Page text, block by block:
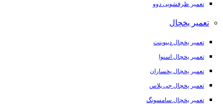
تعمیر ظرفشویی دوو
تعمیر یخچال
تعمیر یخچال دیپوینت
تعمیر یخچال اسنوا
تعمیر یخچال یخساران
تعمیر یخچال جی پلاس
تعمیر یخچال سامسونگ